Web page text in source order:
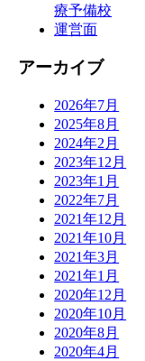
療予備校
運営面
アーカイブ
2026年7月
2025年8月
2024年2月
2023年12月
2023年1月
2022年7月
2021年12月
2021年10月
2021年3月
2021年1月
2020年12月
2020年10月
2020年8月
2020年4月